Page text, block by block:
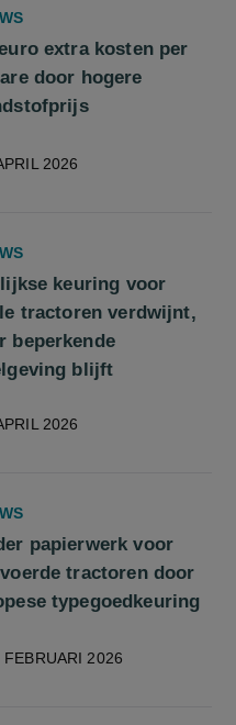
extra kosten per
door hogere
2026
keuring voor
tractoren verdwijnt,
beperkende
blijft
2026
papierwerk voor
tractoren door
typegoedkeuring
FEBRUARI 2026